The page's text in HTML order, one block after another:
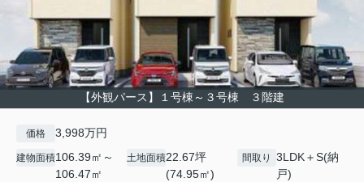
【外観パース】１号棟～３号棟 ３階建
価格 3,998万円
建物面積106.39㎡～
106.47㎡
土地面積22.67坪
(74.95㎡)
間取り
3LDK＋S(納
戸)